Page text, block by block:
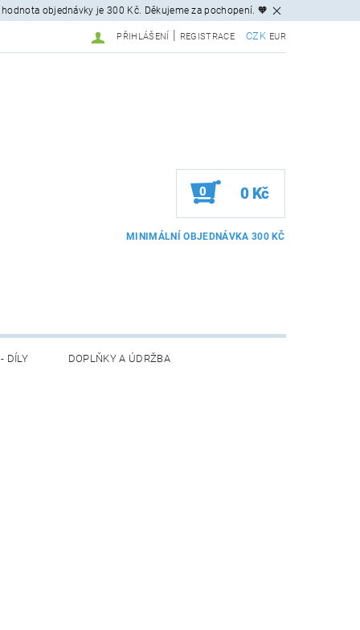
objednávky je 300 Kč. Děkujeme za pochopení. 🧡
CZK EUR
PŘIHLÁŠENÍ REGISTRACE
0 0 Kč
DÍLY DOPLŇKY A ÚDRŽBA